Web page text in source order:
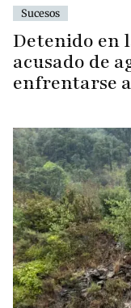
Sucesos
Detenido en
acusado de
enfrentarse